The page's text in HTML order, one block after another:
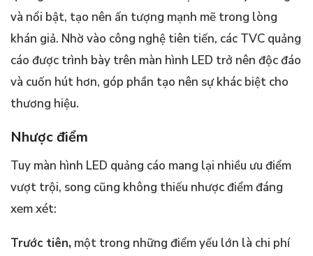
và nổi bật, tạo nên ấn tượng mạnh mẽ trong lòng
khán giả. Nhờ vào công nghệ tiên tiến, các TVC quảng
cáo được trình bày trên màn hình LED trở nên độc đáo
và cuốn hút hơn, góp phần tạo nên sự khác biệt cho
thương hiệu.
Nhược điểm
Tuy màn hình LED quảng cáo mang lại nhiều ưu điểm
vượt trội, song cũng không thiếu nhược điểm đáng
xem xét:
Trước tiên, một trong những điểm yếu lớn là chi phí